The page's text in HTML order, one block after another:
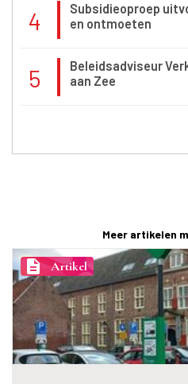
4
Subsidieoproep
en ontmoeten
5
Beleidsadviseur
aan Zee
Meer artikelen
description Artikel